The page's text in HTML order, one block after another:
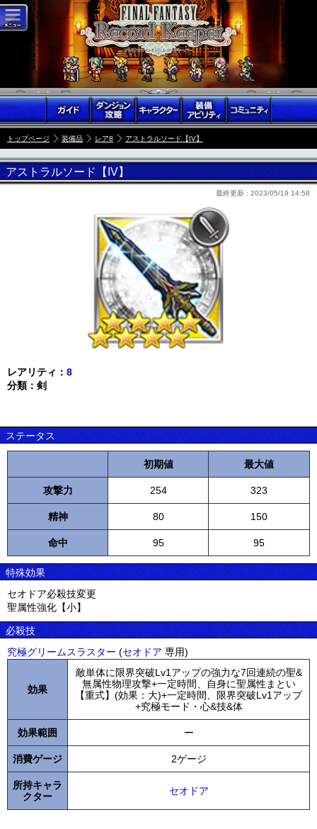
トップページ 装備品 レア8 アストラルソード【IV】
アストラルソード【IV】
最終更新 : 2023/05/19 14:58
レアリティ： 8
分類：剣
ステータス
初期値 最大値
攻撃力 254 323
精神 80 150
命中 95 95
特殊効果
セオドア必殺技変更
聖属性強化【小】
必殺技
究極グリームスラスター (セオドア 専用)
効果
敵単体に限界突破Lv1アップの強力な7回連続の聖&
無属性物理攻撃+一定時間、自身に聖属性まとい
【重式】(効果：大)+一定時間、限界突破Lv1アップ
+究極モード・心&技&体
効果範囲 ー
消費ゲージ 2ゲージ
所持キャラ
クター
セオドア